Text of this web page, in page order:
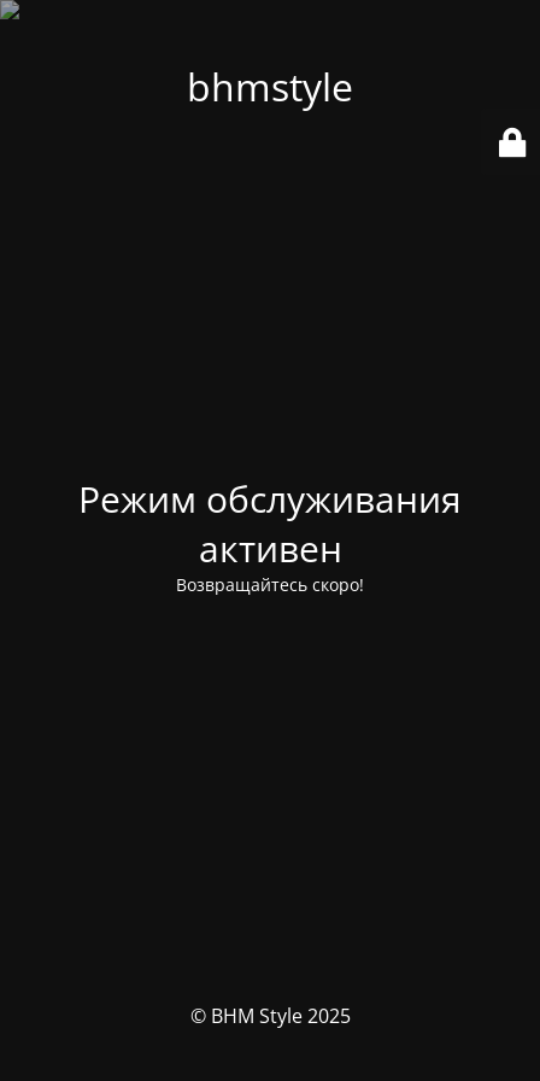
bhmstyle
Режим обслуживания
активен
Возвращайтесь скоро!
© BHM Style 2025